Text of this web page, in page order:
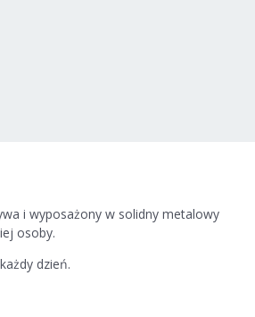
i wyposażony w solidny metalowy
osoby.
dzień.